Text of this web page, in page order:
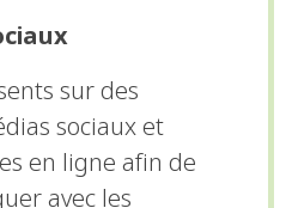
sur des
sociaux et
en ligne afin de
avec les